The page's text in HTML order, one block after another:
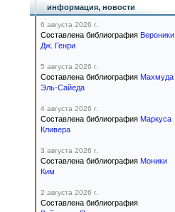
информация, новости
6 августа 2026 г.
Составлена библиография Вероники
Дж. Генри
5 августа 2026 г.
Составлена библиография Махмуда
Эль-Сайеда
4 августа 2026 г.
Составлена библиография Маркуса
Кливера
3 августа 2026 г.
Составлена библиография Моники
Ким
2 августа 2026 г.
Составлена библиография